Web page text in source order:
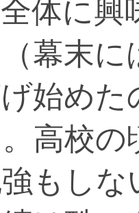
体に
幕末
始め
高校
もし